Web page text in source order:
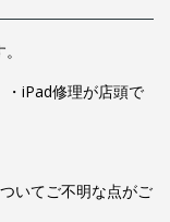
iPad修理が店頭で
いてご不明な点がご